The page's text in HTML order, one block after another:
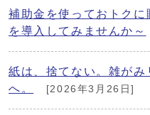
補助金を使っておトク
を導入してみませんか～
紙は、捨てない。雑が
へ。
[2026年3月26日]